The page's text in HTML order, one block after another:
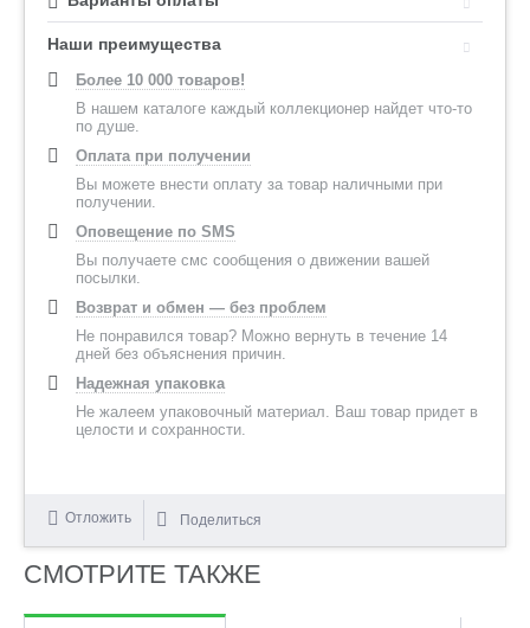
Наши преимущества
Более 10 000 товаров!
В нашем каталоге каждый коллекционер найдет что-то
по душе.
Оплата при получении
Вы можете внести оплату за товар наличными при
получении.
Оповещение по SMS
Вы получаете смс сообщения о движении вашей
посылки.
Возврат и обмен — без проблем
Не понравился товар? Можно вернуть в течение 14
дней без объяснения причин.
Надежная упаковка
Не жалеем упаковочный материал. Ваш товар придет в
целости и сохранности.
Отложить Поделиться
СМОТРИТЕ ТАКЖЕ